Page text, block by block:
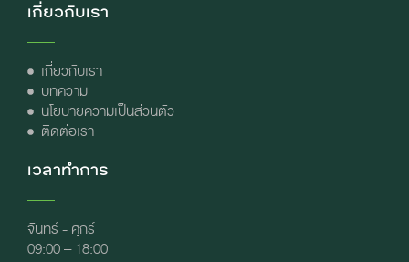
เกี่ยวกับเรา
เกี่ยวกับเรา
บทความ
นโยบายความเป็นส่วนตัว
ติดต่อเรา
เวลาทำการ
จันทร์ - ศุกร์
09:00 – 18:00